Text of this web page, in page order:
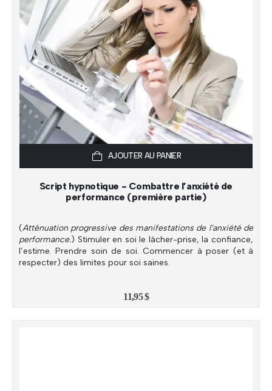
AJOUTER AU PANIER
Script hypnotique - Combattre l’anxiété de
performance (première partie)
(Atténuation progressive des manifestations de l’anxiété de
performance.) Stimuler en soi le lâcher-prise, la confiance,
l’estime. Prendre soin de soi. Commencer à poser (et à
respecter) des limites pour soi saines.
11,95$